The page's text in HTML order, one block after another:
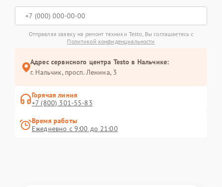
Отправляя заявку на ремонт техники Testo, Вы соглашаетесь с
Политикой конфиденциальности
Адрес сервисного центра Testo в Нальчике:
г. Нальчик, просп. Ленина, 3
Горячая линия
+7 (800) 301-55-83
Время работы
Ежедневно с 9:00 до 21:00